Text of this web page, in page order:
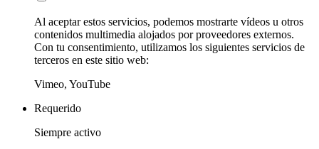
Al aceptar estos servicios, podemos mostrarte vídeos u otros
contenidos multimedia alojados por proveedores externos.
Con tu consentimiento, utilizamos los siguientes servicios de
terceros en este sitio web:
Vimeo, YouTube
Requerido
Siempre activo